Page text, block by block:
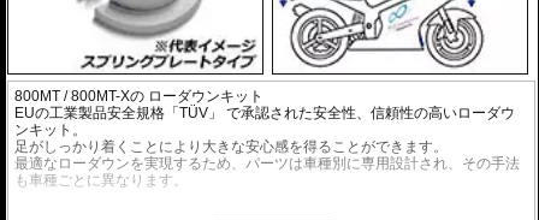
800MT / 800MT-Xの ローダウンキット
EUの工業製品安全規格「TÜV」 で承認された安全性、信頼性の高いローダウ
ンキット。
足がしっかり着くことにより大きな安心感を得ることができます。
最適なローダウンを実現するため、パーツは車種別に専用設計され、その手法
も車種ごとに異なります。